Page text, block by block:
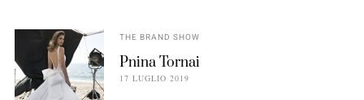
THE BRAND SHOW
Pnina Tornai
17 LUGLIO 2019